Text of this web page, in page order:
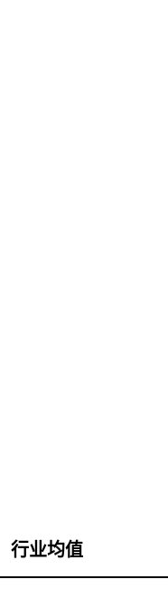
行业均值